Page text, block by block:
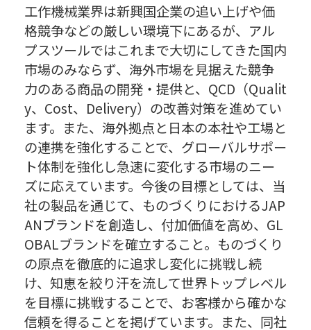
工作機械業界は新興国企業の追い上げや価
格競争などの厳しい環境下にあるが、アル
プスツールではこれまで大切にしてきた国内
市場のみならず、海外市場を見据えた競争
力のある商品の開発・提供と、QCD（Qualit
y、Cost、Delivery）の改善対策を進めてい
ます。また、海外拠点と日本の本社や工場と
の連携を強化することで、グローバルサポー
ト体制を強化し急速に変化する市場のニー
ズに応えています。今後の目標としては、当
社の製品を通じて、ものづくりにおけるJAP
ANブランドを創造し、付加価値を高め、GL
OBALブランドを確立すること。ものづくり
の原点を徹底的に追求し変化に挑戦し続
け、知恵を絞り汗を流して世界トップレベル
を目標に挑戦することで、お客様から確かな
信頼を得ることを掲げています。また、同社